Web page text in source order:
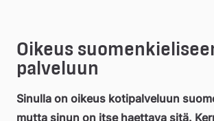
Oikeus
palveluun
Sinulla on oikeus kotipalveluun
mutta sinun on itse haettava sitä.